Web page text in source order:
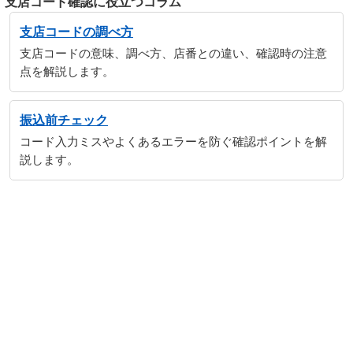
支店コードの調べ方
支店コードの意味、調べ方、店番との違い、確認時の注意
点を解説します。
振込前チェック
コード入力ミスやよくあるエラーを防ぐ確認ポイントを解
説します。